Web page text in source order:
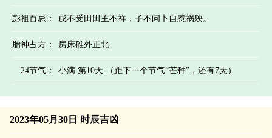
彭祖百忌： 戊不受田田主不祥，子不问卜自惹祸殃。
胎神占方： 房床碓外正北
24节气： 小满 第10天 （距下一个节气“芒种”，还有7天）
2023年05月30日 时辰吉凶